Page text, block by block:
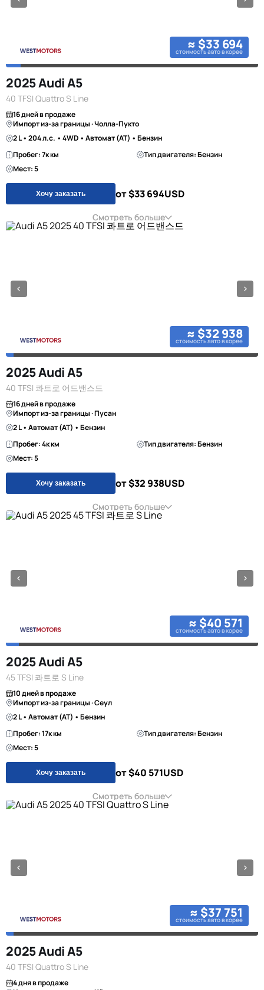
≈ $33 694
стоимость авто в корее
2025 Audi A5
40 TFSI Quattro S Line
16 дней в продаже
Импорт из-за границы · Чолла-Пукто
2 L • 204 л.с. • 4WD • Автомат (AT) • Бензин
Пробег: 7к км
Тип двигателя: Бензин
Мест: 5
Хочу заказать от $33 694USD
Смотреть больше
≈ $32 938
стоимость авто в корее
2025 Audi A5
40 TFSI 콰트로 어드밴스드
16 дней в продаже
Импорт из-за границы · Пусан
2 L • Автомат (AT) • Бензин
Пробег: 4к км
Тип двигателя: Бензин
Мест: 5
Хочу заказать от $32 938USD
Смотреть больше
≈ $40 571
стоимость авто в корее
2025 Audi A5
45 TFSI 콰트로 S Line
10 дней в продаже
Импорт из-за границы · Сеул
2 L • Автомат (AT) • Бензин
Пробег: 17к км
Тип двигателя: Бензин
Мест: 5
Хочу заказать от $40 571USD
Смотреть больше
≈ $37 751
стоимость авто в корее
2025 Audi A5
40 TFSI Quattro S Line
4 дня в продаже